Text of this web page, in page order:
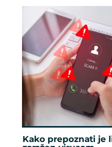
Kako prepoznati je